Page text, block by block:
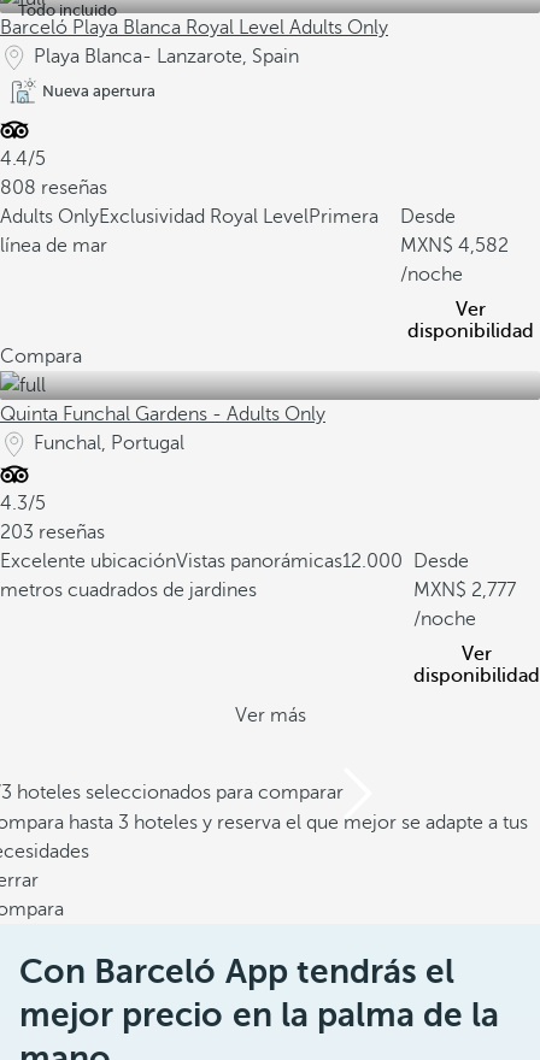
Todo incluido
Barceló Playa Blanca Royal Level Adults Only
Playa Blanca- Lanzarote, Spain
Nueva apertura
4.4/5
808 reseñas
Adults OnlyExclusividad Royal LevelPrimera
línea de mar
Desde
4,582
/noche
Ver
disponibilidad
Compara
Quinta Funchal Gardens - Adults Only
Funchal, Portugal
4.3/5
203 reseñas
Excelente ubicaciónVistas panorámicas12.000
metros cuadrados de jardines
Desde
2,777
/noche
Ver
disponibilidad
Ver más
hoteles seleccionados para comparar
hasta 3 hoteles y reserva el que mejor se adapte a tus
Con Barceló App tendrás el
mejor precio en la palma de la